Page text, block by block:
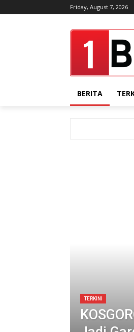
Friday, August 7, 2026
BERITA
TERKINI